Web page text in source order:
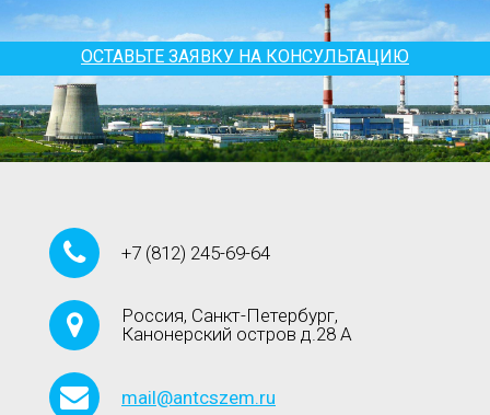
ОСТАВЬТЕ ЗАЯВКУ НА КОНСУЛЬТАЦИЮ
+7 (812) 245-69-64
Россия, Санкт-Петербург,
Канонерский остров д.28 А
mail@antcszem.ru